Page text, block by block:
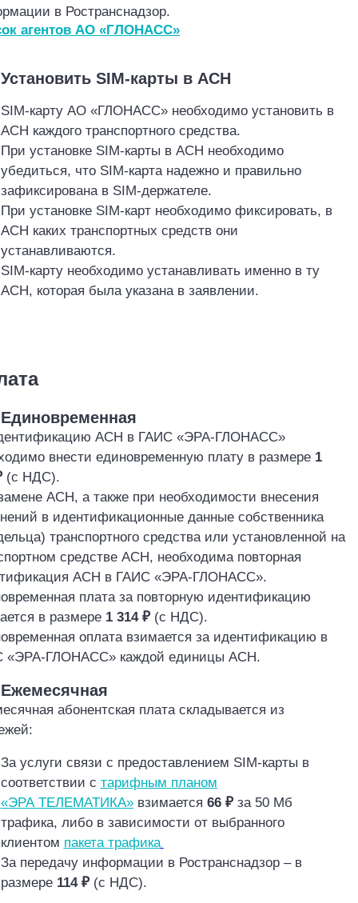
в Ространснадзор.
агентов АО «ГЛОНАСС»
SIM-карты в АСН
SIM-карту АО «‎ГЛОНАСС» необходимо установить в
АСН каждого транспортного средства.
При установке SIM-карты в АСН необходимо
убедиться, что SIM-карта надежно и правильно
зафиксирована в SIM-держателе.
При установке SIM-карт необходимо фиксировать, в
АСН каких транспортных средств они
устанавливаются.
SIM-карту необходимо устанавливать именно в ту
АСН, которая была указана в заявлении.
АСН в ГАИС «ЭРА-ГЛОНАСС»
внести единовременную плату в размере 1
(с НДС).
АСН, а также при необходимости внесения
в идентификационные данные собственника
транспортного средства или установленной на
средстве АСН, необходима повторная
АСН в ГАИС «ЭРА-ГЛОНАСС».
плата за повторную идентификацию
в размере 1 314 ₽(с НДС).
оплата взимается за идентификацию в
«ЭРА-ГЛОНАСС» каждой единицы АСН.
абонентская плата складывается из
За услуги связи с предоставлением SIM-карты в
соответствии с тарифным планом
«ЭРА ТЕЛЕМАТИКА»взимается 66 ₽за 50 Мб
трафика, либо в зависимости от выбранного
клиентом пакета трафика
За передачу информации в Ространснадзор– в
размере 114 ₽(с НДС).